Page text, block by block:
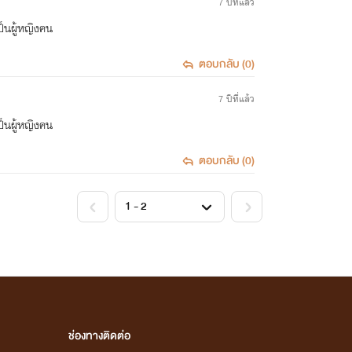
นผู้หญิงคน
ตอบกลับ (0)
นผู้หญิงคน
7 ปีที่แล้ว
ตอบกลับ (0)
< >
ช่องทางติดต่อ